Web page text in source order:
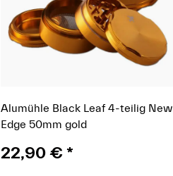
Alumühle Black Leaf 4-teilig New
Edge 50mm gold
22,90 €*